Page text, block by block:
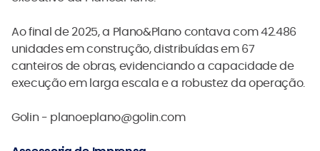
Ao final de 2025, a Plano&Plano contava com 42.486
unidades em construção, distribuídas em 67
canteiros de obras, evidenciando a capacidade de
execução em larga escala e a robustez da operação.
Golin - planoeplano@golin.com